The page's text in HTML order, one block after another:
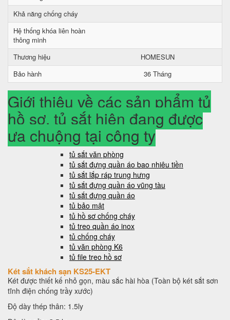
Khả năng chống cháy
Hệ thống khóa liên hoàn
thông minh
Thương hiệu
HOMESUN
Bảo hành
36 Tháng
Giới thiệu về các sản phẩm tủ
hồ sơ, tủ sắt hiện đang được
ưa chuộng tại công ty
tủ sắt văn phòng
tủ sắt đựng quần áo bao nhiêu tiền
tủ sắt lắp ráp trung hưng
tủ sắt đựng quần áo vũng tàu
tủ sắt đựng quần áo
tủ bảo mật
tủ hồ sơ chống cháy
tủ treo quần áo inox
tủ chống cháy
tủ văn phòng K6
tủ file treo hồ sơ
Két sắt khách sạn KS25-EKT
Két được thiết kế nhỏ gọn, màu sắc hài hòa (Toàn bộ két sắt sơn
tĩnh điện chống trầy xước)
Độ dày thép thân: 1.5ly